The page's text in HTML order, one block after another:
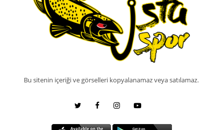
Bu sitenin içeriği ve görselleri kopyalanamaz veya satılamaz.